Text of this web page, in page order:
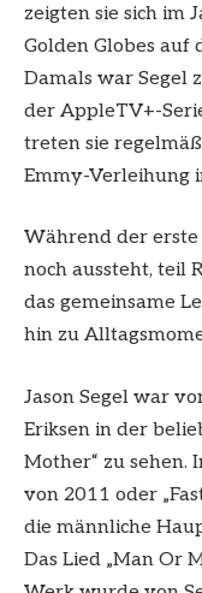
zeigten sie sich im
Golden Globes auf
Damals war Segel
der AppleTV+-
treten sie
Emmy-Verleihung
Während der erste
noch aussteht, teil
das gemeinsame
hin zu
Jason Segel war
Eriksen in der
Mother“ zu sehen.
von 2011 oder
die männliche
Das Lied „Man Or